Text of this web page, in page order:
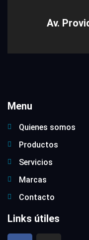
Av.
Menu
Quienes somos
Productos
Servicios
Marcas
Contacto
Links útiles